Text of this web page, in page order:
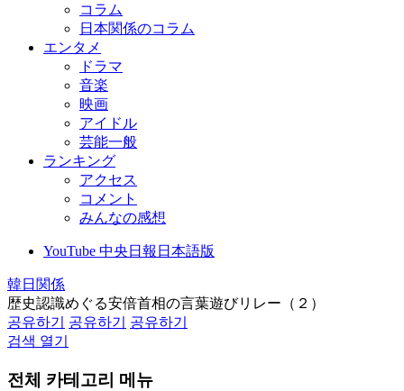
コラム
日本関係のコラム
エンタメ
ドラマ
音楽
映画
アイドル
芸能一般
ランキング
アクセス
コメント
みんなの感想
YouTube 中央日報日本語版
韓日関係
歴史認識めぐる安倍首相の言葉遊びリレー（２）
공유하기
공유하기
공유하기
검색 열기
전체 카테고리 메뉴